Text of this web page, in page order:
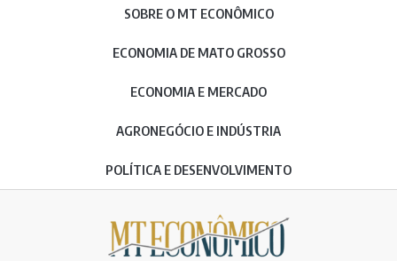
SOBRE O MT ECONÔMICO
ECONOMIA DE MATO GROSSO
ECONOMIA E MERCADO
AGRONEGÓCIO E INDÚSTRIA
POLÍTICA E DESENVOLVIMENTO